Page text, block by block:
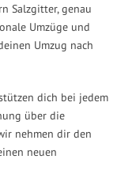
Salzgitter, genau
Umzüge und
Umzug nach
dich bei jedem
über die
nehmen dir den
neuen